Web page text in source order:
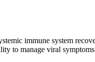
immune system
to manage viral